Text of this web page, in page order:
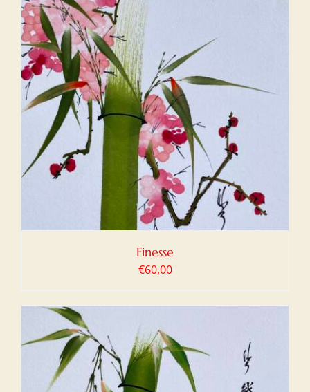
Finesse
€60,00